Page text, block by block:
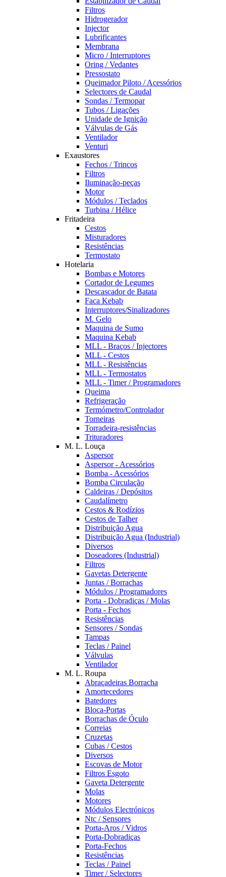
Filtros
Hidrogerador
Injector
Lubrificantes
Membrana
Micro / Interruptores
Oring / Vedantes
Pressostato
Queimador Piloto / Acessórios
Selectores de Caudal
Sondas / Termopar
Tubos / Ligações
Unidade de Ignição
Válvulas de Gás
Ventilador
Venturi
Exaustores
Fechos / Trincos
Filtros
Iluminação-peças
Motor
Módulos / Teclados
Turbina / Hélice
Fritadeira
Cestos
Misturadores
Resistências
Termostato
Hotelaria
Bombas e Motores
Cortador de Legumes
Descascador de Batata
Faca Kebab
Interruptores/Sinalizadores
M. Gelo
Maquina de Sumo
Maquina Kebab
MLL - Braços / Injectores
MLL - Cestos
MLL - Resistências
MLL - Termostatos
MLL - Timer / Programadores
Queima
Refrigeração
Termómetro/Controlador
Torneiras
Torradeira-resistências
Trituradores
M. L. Louça
Aspersor
Aspersor - Acessórios
Bomba - Acessórios
Bomba Circulação
Caldeiras / Depósitos
Caudalímetro
Cestos & Rodízios
Cestos de Talher
Distribuição Agua
Distribuição Agua (Industrial)
Diversos
Doseadores (Industrial)
Filtros
Gavetas Detergente
Juntas / Borrachas
Módulos / Programadores
Porta - Dobradiças / Molas
Porta - Fechos
Resistências
Sensores / Sondas
Tampas
Teclas / Painel
Válvulas
Ventilador
M. L. Roupa
Abraçadeiras Borracha
Amortecedores
Batedores
Bloca-Portas
Borrachas de Óculo
Correias
Cruzetas
Cubas / Cestos
Diversos
Escovas de Motor
Filtros Esgoto
Gaveta Detergente
Molas
Motores
Módulos Electrónicos
Ntc / Sensores
Porta-Aros / Vidros
Porta-Dobradiças
Porta-Fechos
Resistências
Teclas / Painel
Timer / Selectores